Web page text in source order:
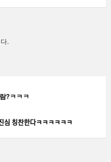
.
ㅋㅋㅋ
칭찬한다ㅋㅋㅋㅋㅋㅋ